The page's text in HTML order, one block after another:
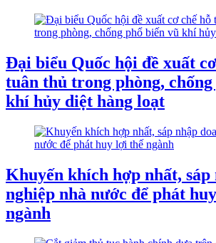
Đại biểu Quốc hội đề xuất
tuân thủ trong phòng,
khí hủy diệt hàng loạt
Khuyến khích hợp nhất, sáp
nghiệp nhà nước để phát
ngành